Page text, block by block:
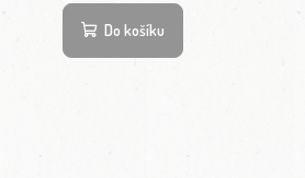
Do košíku